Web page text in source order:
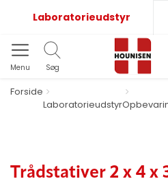
Laboratorieudstyr
Menu Søg
Forside
Laboratorieudstyr
Trådstativer 2 x 4 x